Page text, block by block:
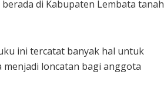
di Kabupaten Lembata tanah
ini tercatat banyak hal untuk
menjadi loncatan bagi anggota